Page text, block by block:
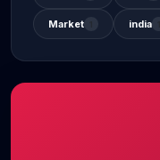
Market india